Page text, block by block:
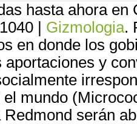
hasta ahora en
| Gizmologia.
en donde los
aportaciones y
mundo
serán